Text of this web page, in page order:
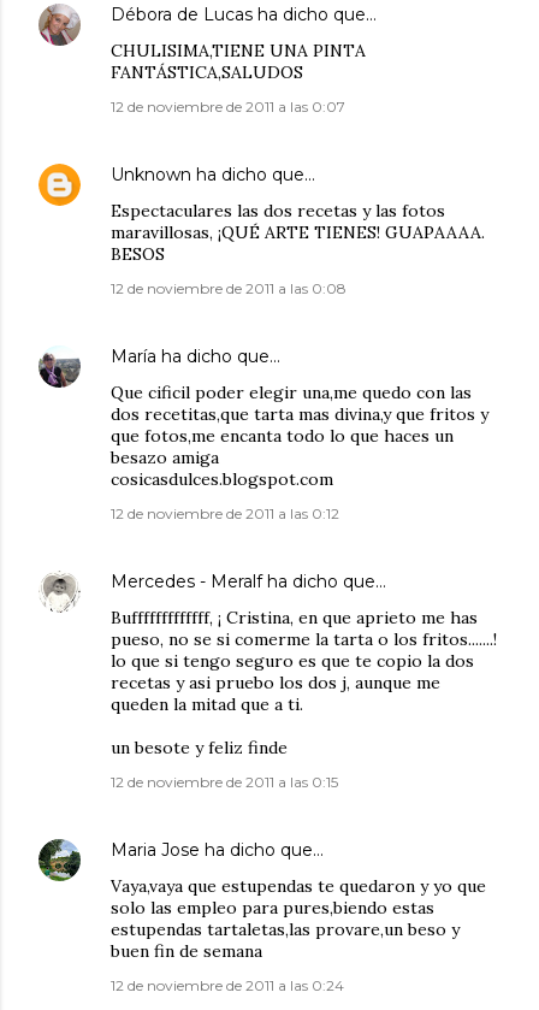
Débora de Lucas ha dicho que…
CHULISIMA,TIENE UNA PINTA
FANTÁSTICA,SALUDOS
12 de noviembre de 2011 a las 0:07
Unknown ha dicho que…
Espectaculares las dos recetas y las fotos
maravillosas, ¡QUÉ ARTE TIENES! GUAPAAAA.
BESOS
12 de noviembre de 2011 a las 0:08
María ha dicho que…
Que cificil poder elegir una,me quedo con las
dos recetitas,que tarta mas divina,y que fritos y
que fotos,me encanta todo lo que haces un
besazo amiga
cosicasdulces.blogspot.com
12 de noviembre de 2011 a las 0:12
Mercedes - Meralfha dicho que…
Bufffffffffffff, ¡ Cristina, en que aprieto me has
pueso, no se si comerme la tarta o los fritos.......!
lo que si tengo seguro es que te copio la dos
recetas y asi pruebo los dos j, aunque me
queden la mitad que a ti.
un besote y feliz finde
12 de noviembre de 2011 a las 0:15
Maria Jose ha dicho que…
Vaya,vaya que estupendas te quedaron y yo que
solo las empleo para pures,biendo estas
estupendas tartaletas,las provare,un beso y
buen fin de semana
12 de noviembre de 2011 a las 0:24